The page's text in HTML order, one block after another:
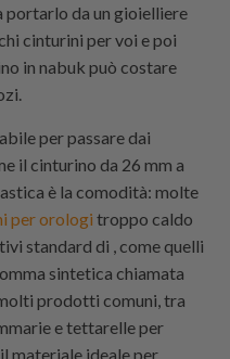
da un gioielliere
cinturini per voi e poi
in nabuk può costare
per passare dai
il cinturino da 26 mm a
è la comodità: molte
per orologi troppo caldo
standard di , come quelli
sintetica chiamata
prodotti comuni, tra
e tettarelle per
materiale ideale per